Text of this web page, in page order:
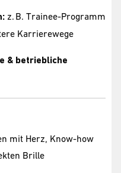
z. B. Trainee-Programm
Karrierewege
& betriebliche
mit Herz, Know-how
Brille